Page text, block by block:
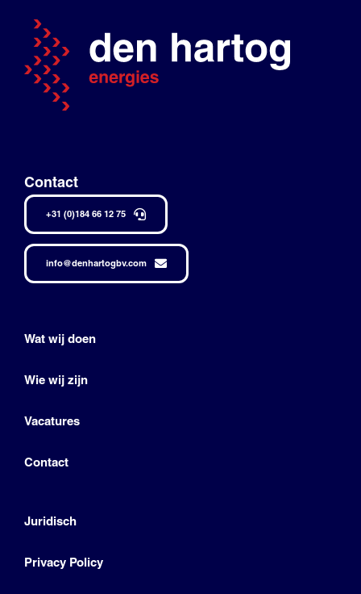
Contact
+31 (0)184 66 12 75
info@denhartogbv.com
Wat wij doen
Wie wij zijn
Vacatures
Contact
Juridisch
Privacy Policy